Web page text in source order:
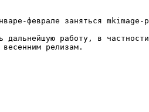
феврале заняться
дальнейшую работу, в
релизам.